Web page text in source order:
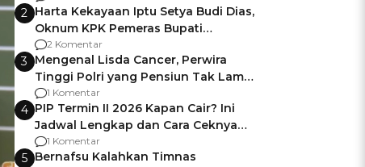
2 Harta Kekayaan Iptu Setya Budi Dias,
Oknum KPK Pemeras Bupati
Pemalang
2 Komentar
3 Mengenal Lisda Cancer, Perwira
Tinggi Polri yang Pensiun Tak Lama
Usai Jadi Brigjen
1 Komentar
4 PIP Termin II 2026 Kapan Cair? Ini
Jadwal Lengkap dan Cara Ceknya
agar Dana Tidak Hangus!
1 Komentar
5 Bernafsu Kalahkan Timnas